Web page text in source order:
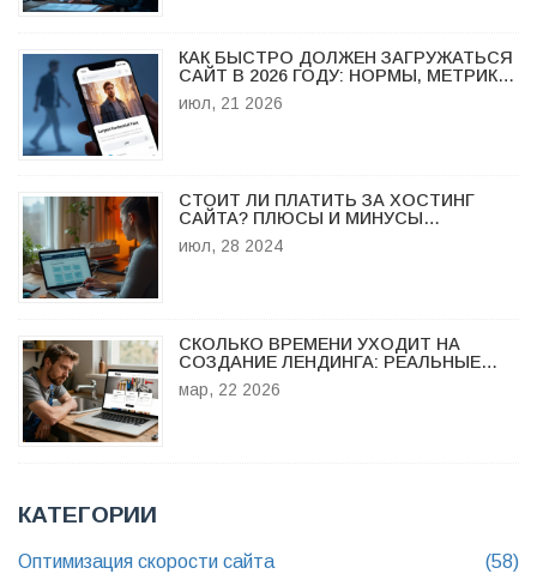
КАК БЫСТРО ДОЛЖЕН ЗАГРУЖАТЬСЯ
САЙТ В 2026 ГОДУ: НОРМЫ, МЕТРИКИ
И СПОСОБЫ УСКОРЕНИЯ
июл, 21 2026
СТОИТ ЛИ ПЛАТИТЬ ЗА ХОСТИНГ
САЙТА? ПЛЮСЫ И МИНУСЫ
ПЛАТНОГО И БЕСПЛАТНОГО
ХОСТИНГА
июл, 28 2024
СКОЛЬКО ВРЕМЕНИ УХОДИТ НА
СОЗДАНИЕ ЛЕНДИНГА: РЕАЛЬНЫЕ
СРОКИ ОТ ИДЕИ ДО ЗАПУСКА
мар, 22 2026
КАТЕГОРИИ
Оптимизация скорости сайта (58)